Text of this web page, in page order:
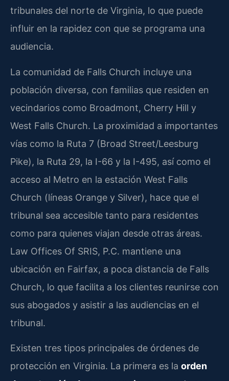
tribunales del norte de Virginia, lo que puede
influir en la rapidez con que se programa una
audiencia.
La comunidad de Falls Church incluye una
población diversa, con familias que residen en
vecindarios como Broadmont, Cherry Hill y
West Falls Church. La proximidad a importantes
vías como la Ruta 7 (Broad Street/Leesburg
Pike), la Ruta 29, la I-66 y la I-495, así como el
acceso al Metro en la estación West Falls
Church (líneas Orange y Silver), hace que el
tribunal sea accesible tanto para residentes
como para quienes viajan desde otras áreas.
Law Offices Of SRIS, P.C. mantiene una
ubicación en Fairfax, a poca distancia de Falls
Church, lo que facilita a los clientes reunirse con
sus abogados y asistir a las audiencias en el
tribunal.
Existen tres tipos principales de órdenes de
protección en Virginia. La primera es la orden